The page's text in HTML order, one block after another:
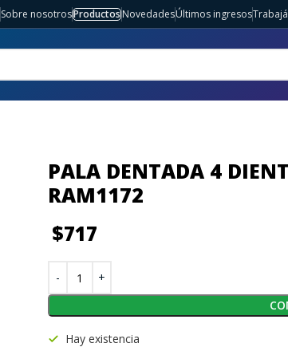
Sobre nosotrosProductosNovedadesÚltimos ingresos
PALA DENTADA 4
RAM1172
$717
Hay existencia